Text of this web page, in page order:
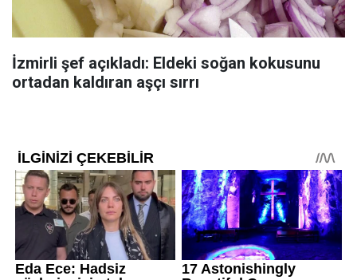
İzmirli şef açıkladı: Eldeki soğan kokusunu
ortadan kaldıran aşçı sırrı